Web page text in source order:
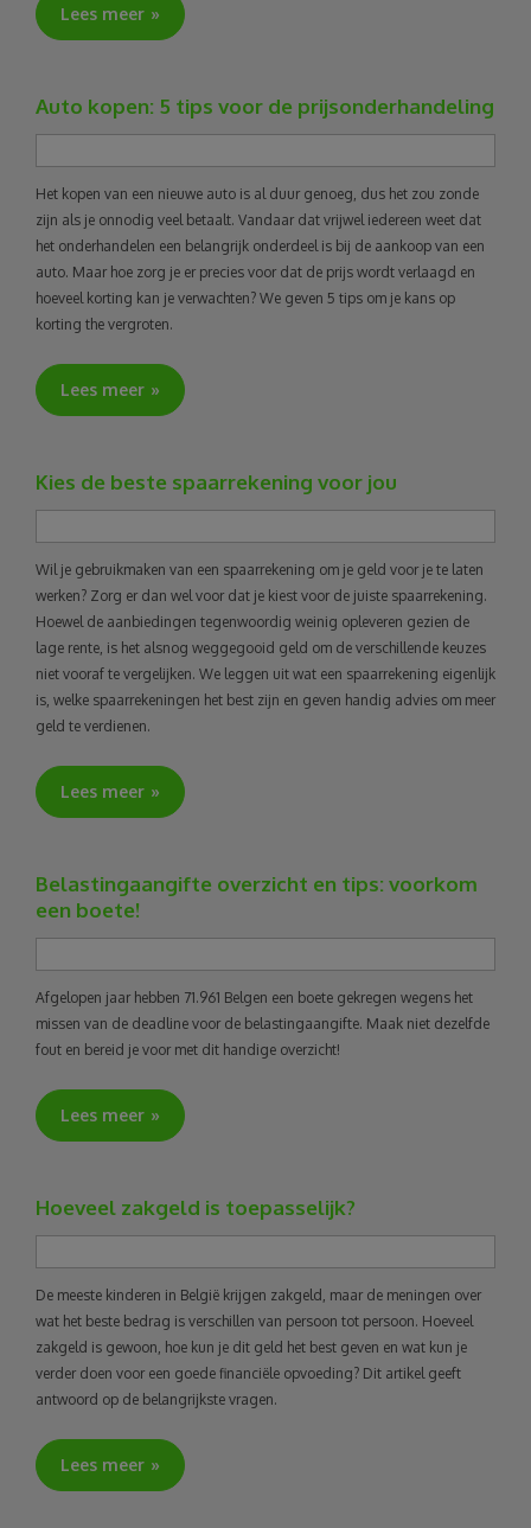
Lees meer
Auto kopen: 5 tips voor de prijsonderhandeling
Het kopen van een nieuwe auto is al duur genoeg, dus het zou zonde
zijn als je onnodig veel betaalt. Vandaar dat vrijwel iedereen weet dat
het onderhandelen een belangrijk onderdeel is bij de aankoop van een
auto. Maar hoe zorg je er precies voor dat de prijs wordt verlaagd en
hoeveel korting kan je verwachten? We geven 5 tips om je kans op
korting the vergroten.
Lees meer
Kies de beste spaarrekening voor jou
Wil je gebruikmaken van een spaarrekening om je geld voor je te laten
werken? Zorg er dan wel voor dat je kiest voor de juiste spaarrekening.
Hoewel de aanbiedingen tegenwoordig weinig opleveren gezien de
lage rente, is het alsnog weggegooid geld om de verschillende keuzes
niet vooraf te vergelijken. We leggen uit wat een spaarrekening eigenlijk
is, welke spaarrekeningen het best zijn en geven handig advies om meer
geld te verdienen.
Lees meer
Belastingaangifte overzicht en tips: voorkom
een boete!
Afgelopen jaar hebben 71.961 Belgen een boete gekregen wegens het
missen van de deadline voor de belastingaangifte. Maak niet dezelfde
fout en bereid je voor met dit handige overzicht!
Lees meer
Hoeveel zakgeld is toepasselijk?
De meeste kinderen in België krijgen zakgeld, maar de meningen over
wat het beste bedrag is verschillen van persoon tot persoon. Hoeveel
zakgeld is gewoon, hoe kun je dit geld het best geven en wat kun je
verder doen voor een goede financiële opvoeding? Dit artikel geeft
antwoord op de belangrijkste vragen.
Lees meer